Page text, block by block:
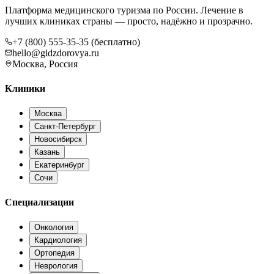
Платформа медицинского туризма по России. Лечение в
лучших клиниках страны — просто, надёжно и прозрачно.
+7 (800) 555-35-35 (бесплатно)
hello@gidzdorovya.ru
Москва, Россия
Клиники
Москва
Санкт-Петербург
Новосибирск
Казань
Екатеринбург
Сочи
Специализации
Онкология
Кардиология
Ортопедия
Неврология